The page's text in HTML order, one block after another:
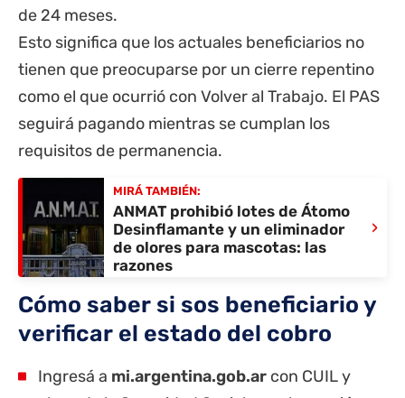
de 24 meses.
Esto significa que los actuales beneficiarios no
tienen que preocuparse por un cierre repentino
como el que ocurrió con Volver al Trabajo. El PAS
seguirá pagando mientras se cumplan los
requisitos de permanencia.
MIRÁ TAMBIÉN:
ANMAT prohibió lotes de Átomo
Desinflamante y un eliminador
de olores para mascotas: las
razones
›
Cómo saber si sos beneficiario y
verificar el estado del cobro
Ingresá a mi.argentina.gob.ar con CUIL y